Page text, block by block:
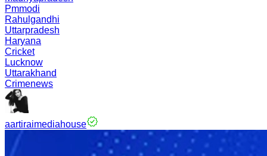
Pmmodi
Rahulgandhi
Uttarpradesh
Haryana
Cricket
Lucknow
Uttarakhand
Crimenews
aartiraimediahouse